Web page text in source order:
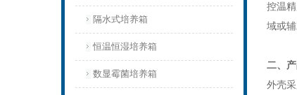
隔水式培养箱
恒温恒湿培养箱
数显霉菌培养箱
控温
域或
二、
外壳